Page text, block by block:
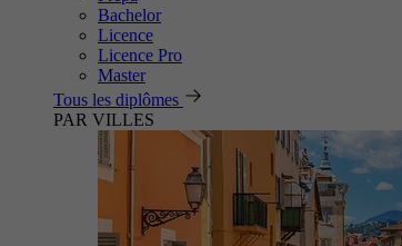
Bachelor
Licence
Licence Pro
Master
Tous les diplômes
PAR VILLES